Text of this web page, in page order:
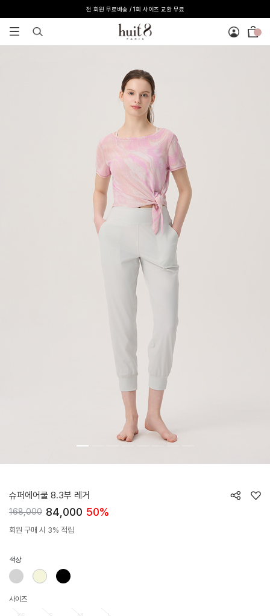
전 회원 무료배송 / 1회 사이즈 교환 무료
슈퍼에어쿨 8.3부 레거
168,000 84,000 50%
회원 구매 시 3% 적립
색상
사이즈